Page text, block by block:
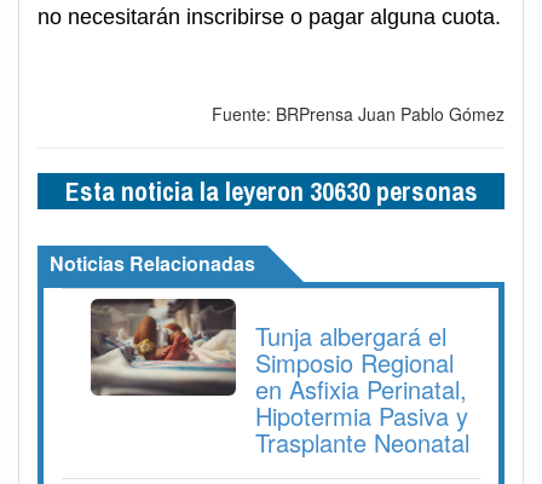
no necesitarán inscribirse o pagar alguna cuota.
Fuente: BRPrensa Juan Pablo Gómez
Esta noticia la leyeron 30630 personas
Noticias Relacionadas
Tunja albergará el
Simposio Regional
en Asfixia Perinatal,
Hipotermia Pasiva y
Trasplante Neonatal